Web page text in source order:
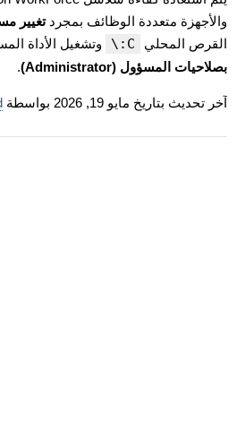
والأجهزة متعددة الوظائف بمجردتغيير
القرص المحلي
C:\
وتشغيل الأداة
بصلاحيات المسؤول (Administrator)
.
آخر تحديث بتاريخ مايو 19, 2026 بواسطة